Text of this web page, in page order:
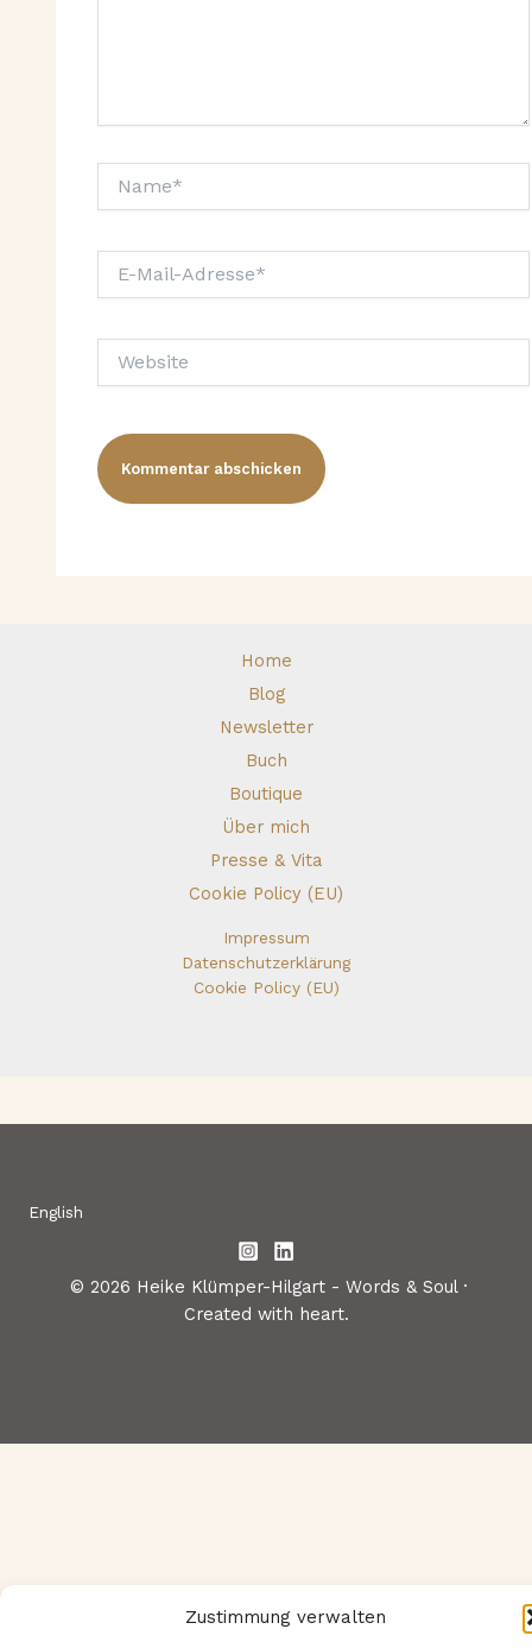
Zustimmung verwalten
Mail-
Home
Blog
Newsletter
Buch
Boutique
Über mich
Presse & Vita
Cookie Policy (EU)
Impressum
Datenschutzerklärung
Cookie Policy (EU)
English
© 2026 Heike Klümper-Hilgart - Words & Soul ·
Created with heart.